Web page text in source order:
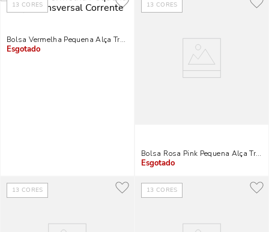
13 CORES
Bolsa Vermelha Pequena Alça Transversal Corrente
Indisponível
13 CORES
Bolsa Rosa Pink Pequena Alça
Indisponível
13 CORES 13 CORES